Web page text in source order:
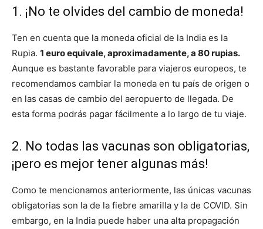
1. ¡No te olvides del cambio de moneda!
Ten en cuenta que la moneda oficial de la India es la
Rupia. 1 euro equivale, aproximadamente, a 80 rupias.
Aunque es bastante favorable para viajeros europeos, te
recomendamos cambiar la moneda en tu país de origen o
en las casas de cambio del aeropuerto de llegada. De
esta forma podrás pagar fácilmente a lo largo de tu viaje.
2. No todas las vacunas son obligatorias,
¡pero es mejor tener algunas más!
Como te mencionamos anteriormente, las únicas vacunas
obligatorias son la de la fiebre amarilla y la de COVID. Sin
embargo, en la India puede haber una alta propagación